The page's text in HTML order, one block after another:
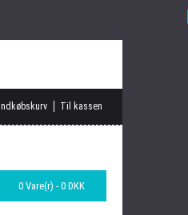
Indkøbskurv Til kassen
0 Vare(r) - 0 DKK